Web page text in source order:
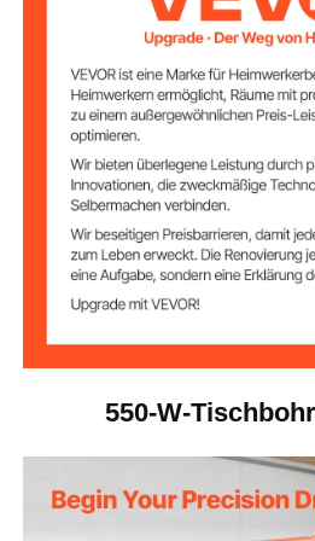
Bohrdurchmesser
Spindeldrehzahl
Max. Spindelhub
Drehzahlregelung
styp
Variable
Hauptmaterialien Q235,
550-W-